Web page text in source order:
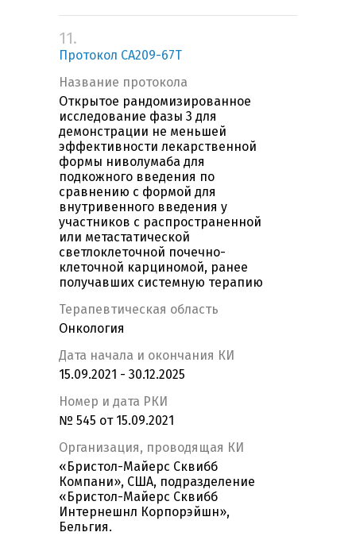
11.
Протокол CA209-67T
Название протокола
Открытое рандомизированное
исследование фазы 3 для
демонстрации не меньшей
эффективности лекарственной
формы ниволумаба для
подкожного введения по
сравнению с формой для
внутривенного введения у
участников с распространенной
или метастатической
светлоклеточной почечно-
клеточной карциномой, ранее
получавших системную терапию
Терапевтическая область
Онкология
Дата начала и окончания КИ
15.09.2021 - 30.12.2025
Номер и дата РКИ
№ 545 от 15.09.2021
Организация, проводящая КИ
«Бристол-Майерс Сквибб
Компани», США, подразделение
«Бристол-Майерс Сквибб
Интернешнл Корпорэйшн»,
Бельгия.